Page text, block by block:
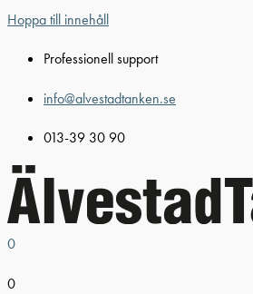
Hoppa till innehåll
Professionell support
info@alvestadtanken.se
013-39 30 90
0
0